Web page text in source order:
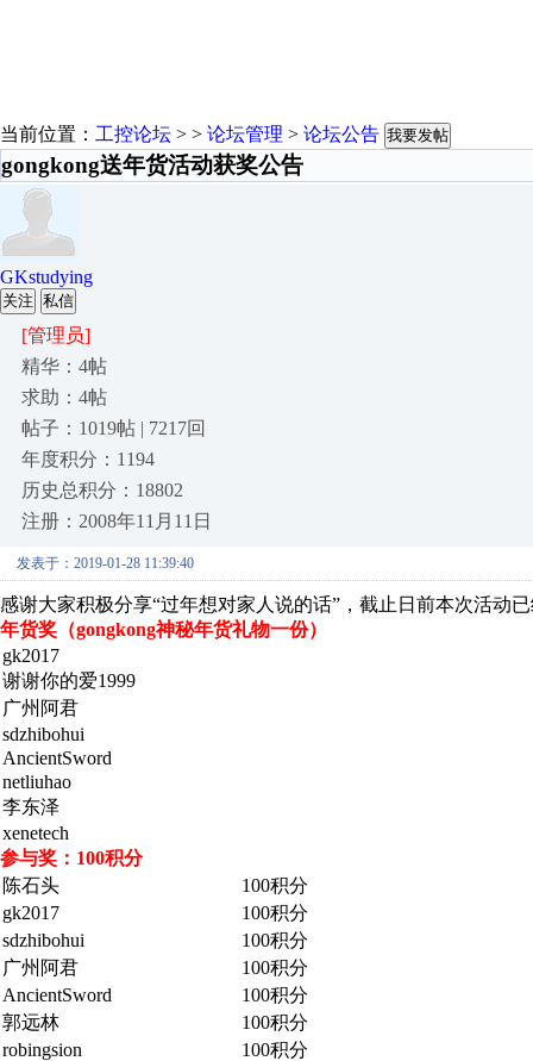
当前位置： 工控论坛 > > 论坛管理 > 论坛公告 我要发帖
gongkong送年货活动获奖公告
GKstudying
关注 私信
[管理员]
精华：4帖
求助：4帖
帖子：1019帖 | 7217回
年度积分：1194
历史总积分：18802
注册：2008年11月11日
发表于：2019-01-28 11:39:40
感谢大家积极分享“过年想对家人说的话”，截止日前本次活动
年货奖（gongkong神秘年货礼物一份）
gk2017
谢谢你的爱1999
广州阿君
sdzhibohui
AncientSword
netliuhao
李东泽
xenetech
参与奖：100积分
陈石头
100积分
gk2017
100积分
sdzhibohui
100积分
广州阿君
100积分
AncientSword
100积分
郭远林
100积分
robingsion
100积分